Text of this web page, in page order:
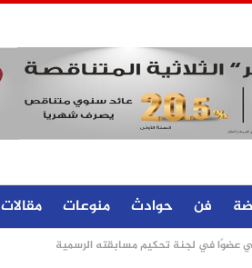
فن حوادث منوعات مقالات
عضوًا في لجنة تحكيم مسابقته الرسمية